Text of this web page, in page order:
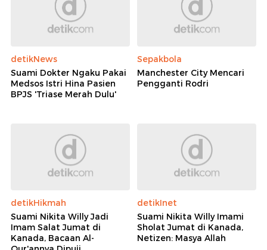
detikNews
Suami Dokter Ngaku Pakai
Medsos Istri Hina Pasien
BPJS 'Triase Merah Dulu'
Sepakbola
Manchester City Mencari
Pengganti Rodri
detikHikmah
Suami Nikita Willy Jadi
Imam Salat Jumat di
Kanada, Bacaan Al-
detikInet
Suami Nikita Willy Imami
Sholat Jumat di Kanada,
Netizen: Masya Allah